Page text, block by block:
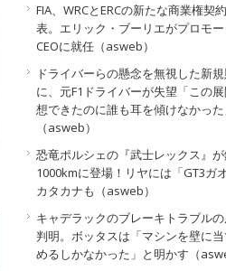
FIA、WRCとERCの新たな商業権契
表。エリック・ブーリエがプロモ
CEOに就任（asweb）
ドライバーらの懸念を無視した新規
に、元F1ドライバーが失望「この
想できたのに誰も耳を傾けなかった
（asweb）
恐竜ポルシェの『武士レックス』
1000kmに登場！リヤには「GT3ガ
カタカナも（asweb）
キャデラックのブレーキトラブル
判明。ボッタスは「マシンを壁に
めるしかなかった」と明かす（